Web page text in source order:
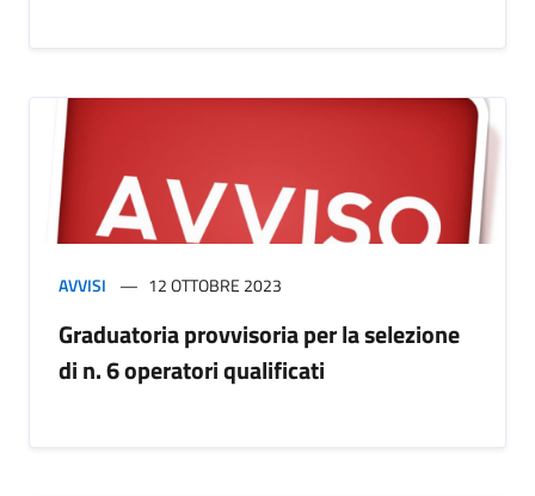
AVVISI 12 OTTOBRE 2023
Graduatoria provvisoria per la selezione
di n. 6 operatori qualificati